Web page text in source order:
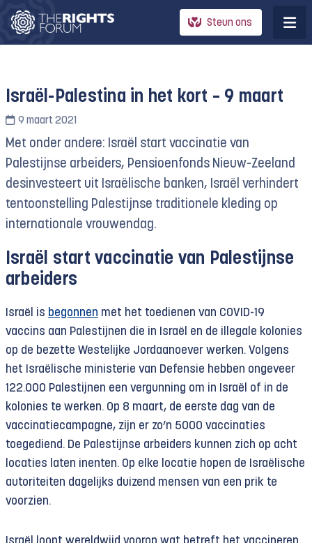
Steun ons
Israël-Palestina in het kort – 9 maart
9 maart 2021
Met onder andere: Israël start vaccinatie van
Palestijnse arbeiders, Pensioenfonds Nieuw-Zeeland
desinvesteert uit Israëlische banken, Israël verhindert
tentoonstelling Palestijnse traditionele kleding op
internationale vrouwendag.
Israël start vaccinatie van Palestijnse
arbeiders
Israël is begonnen met het toedienen van COVID-19
vaccins aan Palestijnen die in Israël en de illegale kolonies
op de bezette Westelijke Jordaanoever werken. Volgens
het Israëlische ministerie van Defensie hebben ongeveer
122.000 Palestijnen een vergunning om in Israël of in de
kolonies te werken. Op 8 maart, de eerste dag van de
vaccinatiecampagne, zijn er zo’n 5000 vaccinaties
toegediend. De Palestijnse arbeiders kunnen zich op acht
locaties laten inenten. Op elke locatie hopen de Israëlische
autoriteiten dagelijks duizend mensen van een prik te
voorzien.